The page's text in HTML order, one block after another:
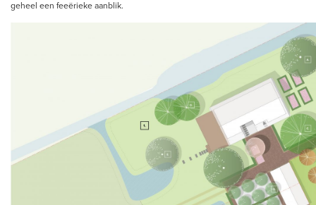
geheel een feeërieke aanblik.